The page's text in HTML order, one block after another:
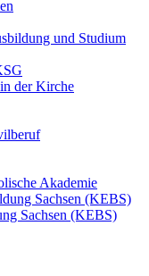
und Studium
der Kirche
Akademie
Sachsen (KEBS)